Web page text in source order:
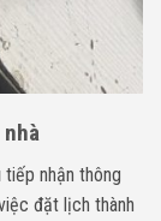
tiếp nhận thông
đặt lịch thành